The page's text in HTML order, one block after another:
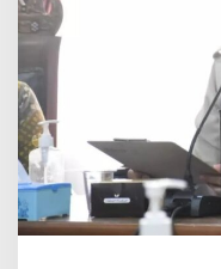
n
g
T
a
b
a
y
u
n